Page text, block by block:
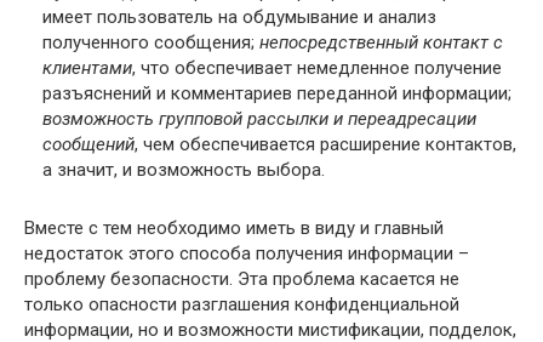
имеет пользователь на обдумывание и анализ
полученного сообщения; непосредственный контакт с
клиентами, что обеспечивает немедленное получение
разъяснений и комментариев переданной информации;
возможность групповой рассылки и переадресации
сообщений, чем обеспечивается расширение контактов,
а значит, и возможность выбора.
Вместе с тем необходимо иметь в виду и главный
недостаток этого способа получения информации –
проблему безопасности. Эта проблема касается не
только опасности разглашения конфиденциальной
информации, но и возможности мистификации, подделок,